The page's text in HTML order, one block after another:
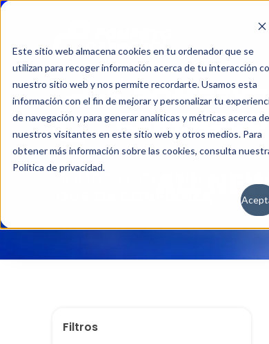
Este sitio web almacena cookies en tu ordenador que se
utilizan para recoger información acerca de tu interacción
nuestro sitio web y nos permite recordarte. Usamos esta
información con el fin de mejorar y personalizar tu
de navegación y para generar analíticas y métricas acerca de
nuestros visitantes en este sitio web y otros medios. Para
obtener más información sobre las cookies, consulta
Política de privacidad.
ALL